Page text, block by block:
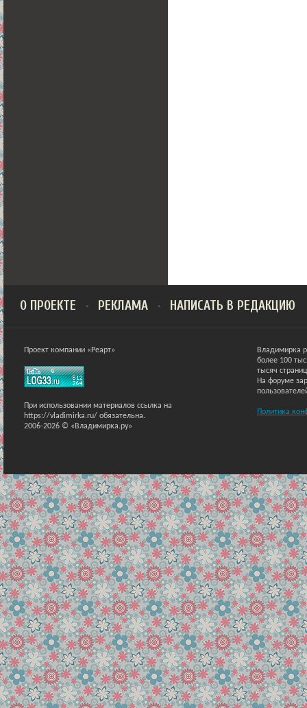
О ПРОЕКТЕ РЕКЛАМА НАПИСАТЬ В РЕДАКЦИЮ
Проект компании «Реарт»
При использовании материалов ссылка на
https://vladimirka.ru/ обязательна.
2006-2026 © «Владимирка.ру»
Владимирка
более 100
тысяч
На форуме
Политика